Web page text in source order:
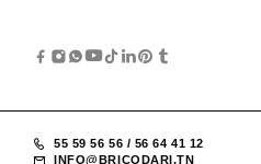
55 59 56 56 / 56 64 41 12
INFO@BRICODARI.TN